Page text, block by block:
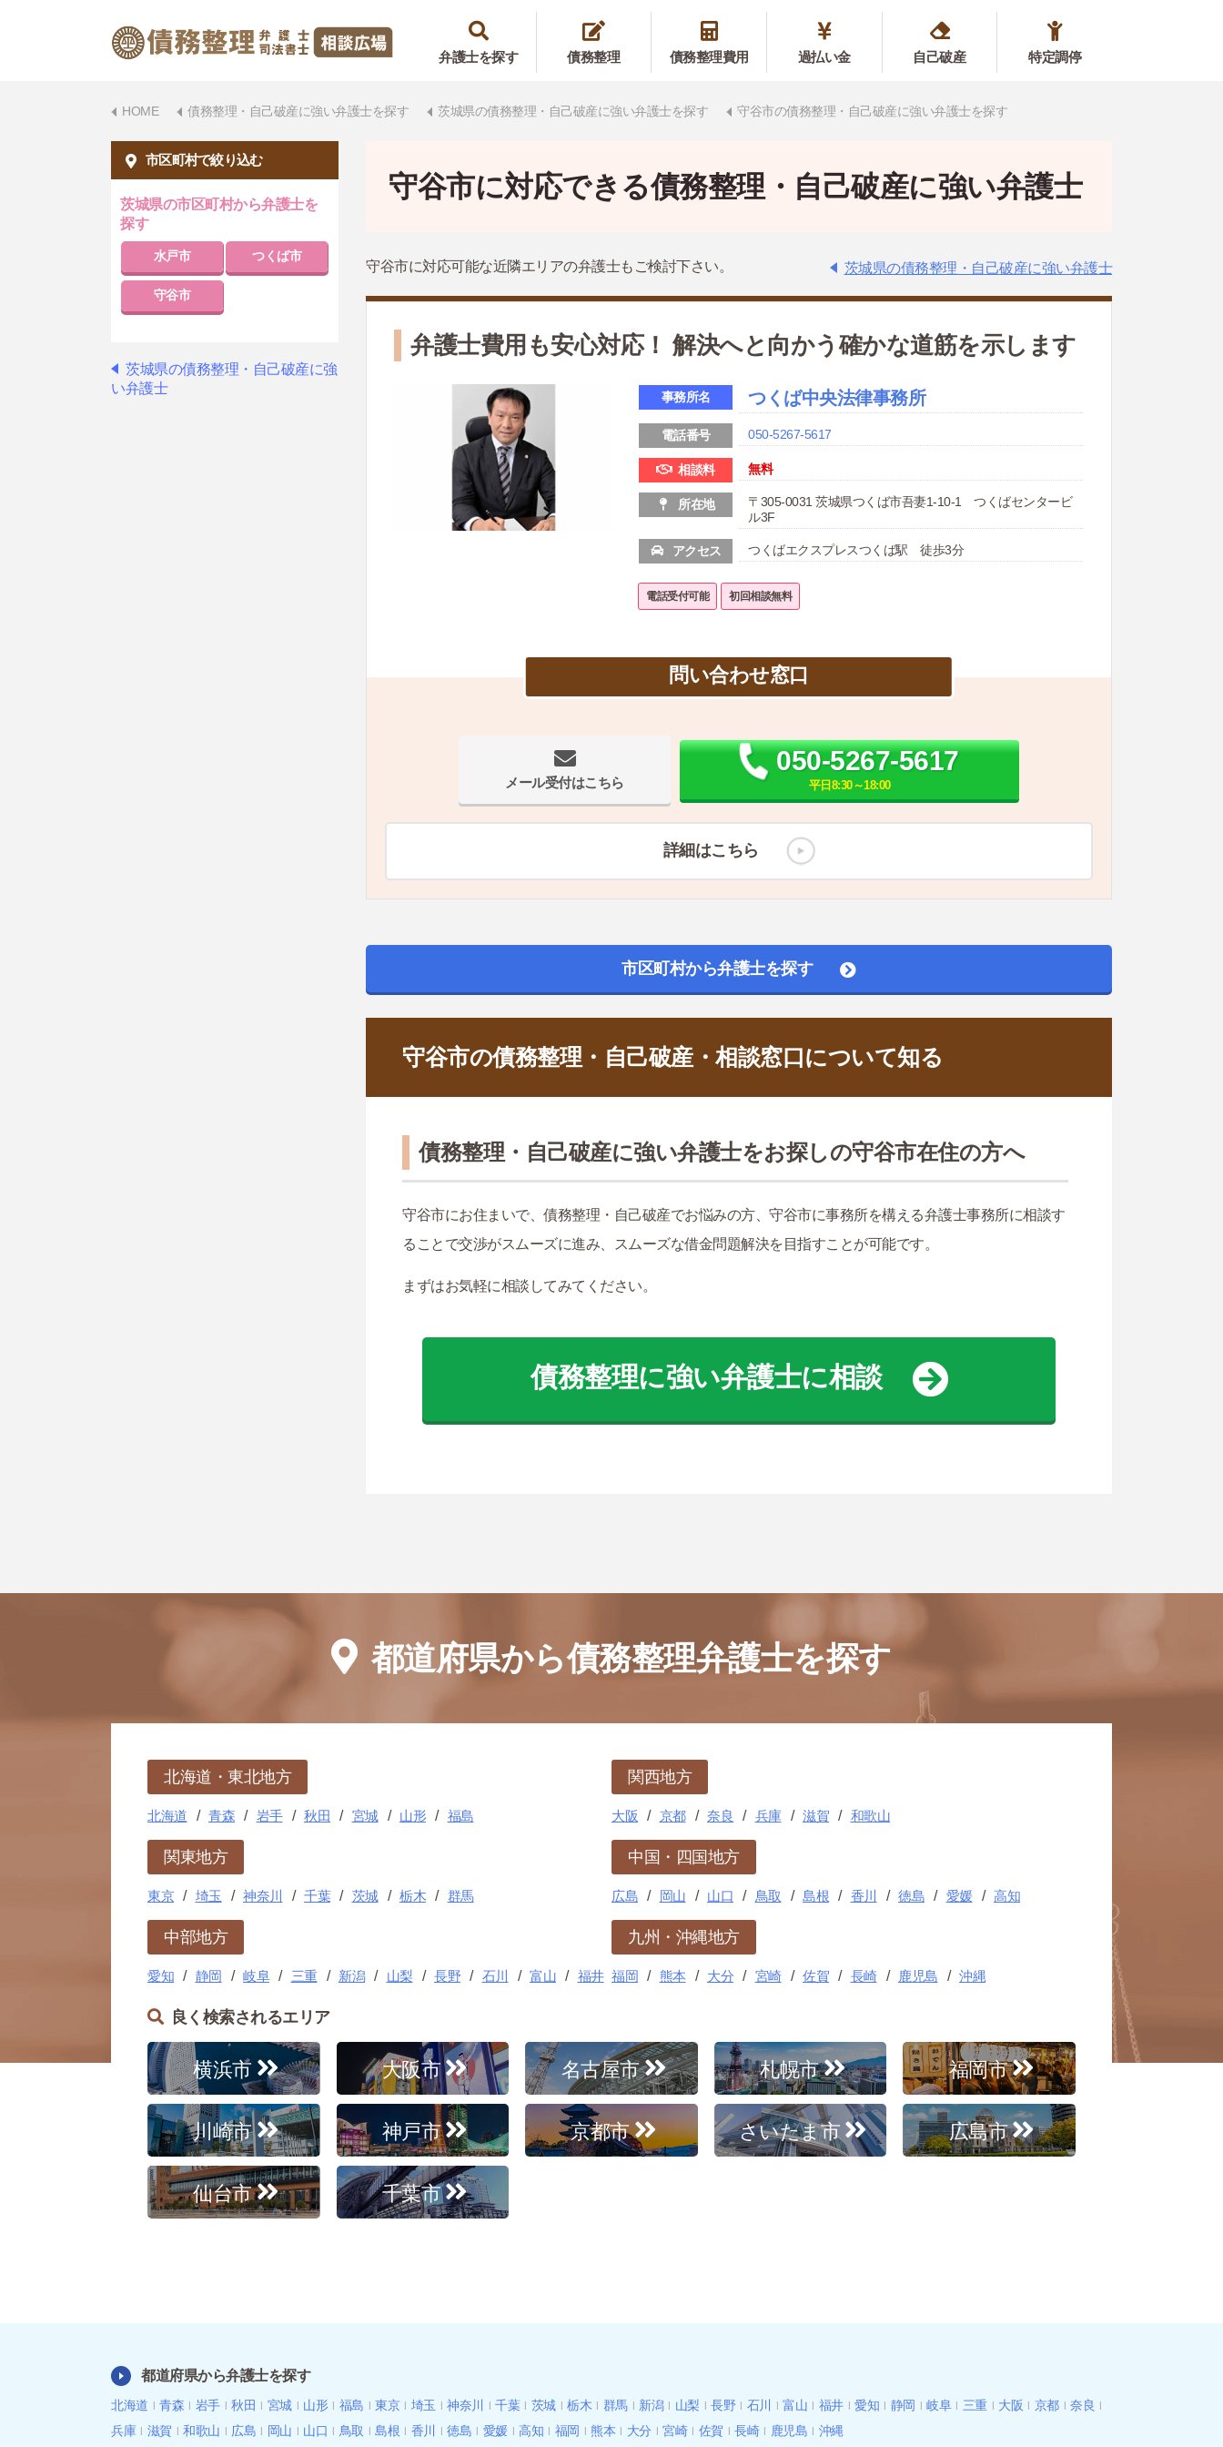
弁護士を探す 債務整理 債務整理費用 過払い金 自己破産 特定調停
HOME 債務整理・自己破産に強い弁護士を探す 茨城県の債務整理・自己破産に強い弁護士を探す 守谷市の債務整理・自己破産に強い弁護士を探す
守谷市に対応できる債務整理・自己破産に強い弁護士
守谷市に対応可能な近隣エリアの弁護士もご検討下さい。 茨城県の債務整理・自己破産に強い弁護士
弁護士費用も安心対応！ 解決へと向かう確かな道筋を示します
事務所名 つくば中央法律事務所
電話番号 050-5267-5617
相談料 無料
所在地
〒305-0031 茨城県つくば市吾妻1-10-1 つくばセンタービ
ル3F
アクセス つくばエクスプレスつくば駅 徒歩3分
電話受付可能 初回相談無料
問い合わせ窓口
メール受付はこちら
050-5267-5617
平日8:30～18:00
詳細はこちら
市区町村から弁護士を探す
守谷市の債務整理・自己破産・相談窓口について知る
債務整理・自己破産に強い弁護士をお探しの守谷市在住の方へ
守谷市にお住まいで、債務整理・自己破産でお悩みの方、守谷市に事務所を構える弁護士事務所に相談す
ることで交渉がスムーズに進み、スムーズな借金問題解決を目指すことが可能です。
まずはお気軽に相談してみてください。
債務整理に強い弁護士に相談
市区町村で絞り込む
茨城県の市区町村から弁護士を
探す
水戸市 つくば市
守谷市
茨城県の債務整理・自己破産に強
い弁護士
都道府県から債務整理弁護士を探す
北海道・東北地方
北海道 青森 岩手 秋田 宮城 山形 福島
関東地方
東京 埼玉 神奈川 千葉 茨城 栃木 群馬
中部地方
愛知 静岡 岐阜 三重 新潟 山梨 長野 石川 富山 福井
関西地方
大阪 京都 奈良 兵庫 滋賀 和歌山
中国・四国地方
広島 岡山 山口 鳥取 島根 香川 徳島 愛媛 高知
九州・沖縄地方
福岡 熊本 大分 宮崎 佐賀 長崎 鹿児島 沖縄
良く検索されるエリア
横浜市 大阪市 名古屋市 札幌市 福岡市
川崎市 神戸市 京都市 さいたま市 広島市
仙台市 千葉市
都道府県から弁護士を探す
北海道 青森 岩手 秋田 宮城 山形 福島 東京 埼玉 神奈川 千葉 茨城 栃木 群馬 新潟 山梨 長野 石川 富山 福井 愛知 静岡 岐阜 三重 大阪 京都
奈良
兵庫
滋賀 和歌山 広島 岡山 山口 鳥取 島根 香川 徳島 愛媛 高知 福岡 熊本 大分 宮崎 佐賀 長崎 鹿児島 沖縄